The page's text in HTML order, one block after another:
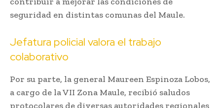
seguridad en distintas comunas del Maule.
Jefatura policial valora el trabajo
colaborativo
Por su parte, la general Maureen Espinoza Lobos,
a cargo de la VII Zona Maule, recibió saludos
protocolares de diversas autoridades regionales